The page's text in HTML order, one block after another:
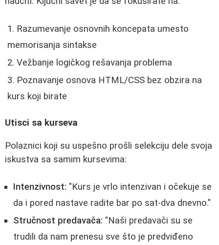
Razumevanje osnovnih koncepata umesto
memorisanja sintakse
Vežbanje logičkog rešavanja problema
Poznavanje osnova HTML/CSS bez obzira na
kurs koji birate
Utisci sa kurseva
Polaznici koji su uspešno prošli selekciju dele svoja
iskustva sa samim kursevima:
Intenzivnost: "Kurs je vrlo intenzivan i očekuje se
da i pored nastave radite bar po sat-dva dnevno."
Stručnost predavača: "Naši predavači su se
trudili da nam prenesu sve što je predviđeno